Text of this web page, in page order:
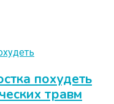
похудеть
травм